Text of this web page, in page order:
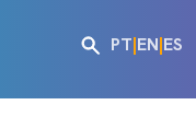
PT|EN|ES